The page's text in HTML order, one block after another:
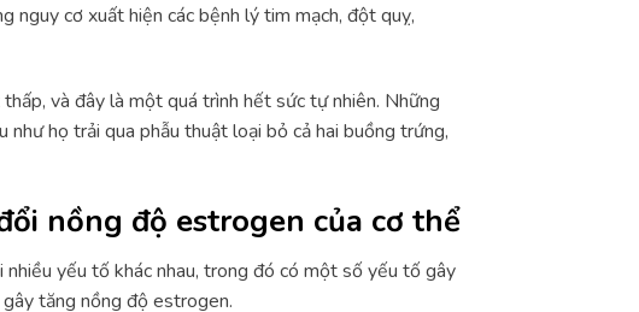
cơ xuất hiện các bệnh lý tim mạch, đột quỵ,
và đây là một quá trình hết sức tự nhiên. Những
họ trải qua phẫu thuật loại bỏ cả hai buồng trứng,
nồng độ estrogen của cơ thể
yếu tố khác nhau, trong đó có một số yếu tố gây
tăng nồng độ estrogen.